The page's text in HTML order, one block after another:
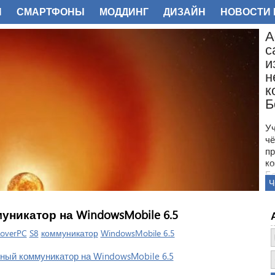
на WindowsMobile 6.5
S8 коммуникатор WindowsMobile 6.5
СМАРТФОНЫ МОДДИНГ ДИЗАЙН НОВОСТИ